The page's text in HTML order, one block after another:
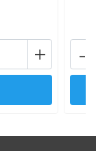
+ -